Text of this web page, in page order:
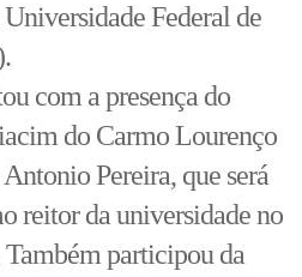
Federal de
com a presença do
do Carmo Lourenço
Pereira, que será
reitor da universidade no
participou da